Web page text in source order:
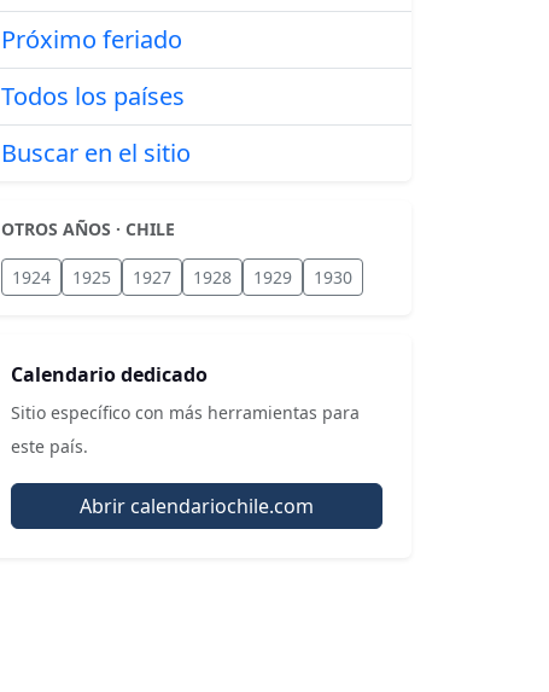
Próximo feriado
Todos los países
Buscar en el sitio
OTROS AÑOS · CHILE
1924 1925 1927 1928 1929 1930
Calendario dedicado
Sitio específico con más herramientas para
este país.
Abrir calendariochile.com